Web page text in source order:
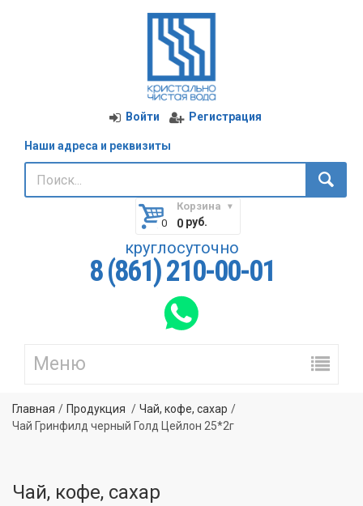
Войти Регистрация
Наши адреса и реквизиты
Корзина
0руб.
круглосуточно
8 (861) 210-00-01
Главная Продукция
Чай, кофе, сахар
Чай Гринфилд черный Голд Цейлон 25*2г
Чай, кофе, сахар